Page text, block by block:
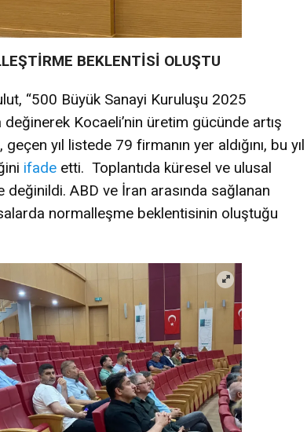
BEKLENTİSİ OLUŞTU
“500 Büyük Sanayi Kuruluşu 2025
değinerek Kocaeli’nin üretim gücünde artış
yıl listede 79 firmanın yer aldığını, bu yıl
ifade etti. Toplantıda küresel ve ulusal
ABD ve İran arasında sağlanan
normalleşme beklentisinin oluştuğu